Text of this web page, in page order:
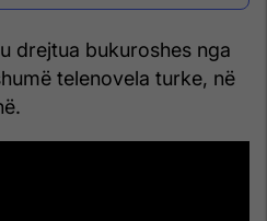
drejtua bukuroshes nga
telenovela turke, në